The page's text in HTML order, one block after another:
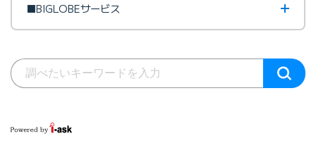
■BIGLOBEサービス